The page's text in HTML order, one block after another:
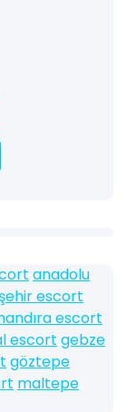
anadolu
escort
escort
escort gebze
göztepe
maltepe